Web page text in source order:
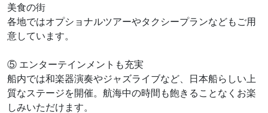
美食の街
各地ではオプショナルツアーやタクシープランなどもご用
意しています。
⑤ エンターテインメントも充実
船内では和楽器演奏やジャズライブなど、日本船らしい上
質なステージを開催。航海中の時間も飽きることなくお楽
しみいただけます。